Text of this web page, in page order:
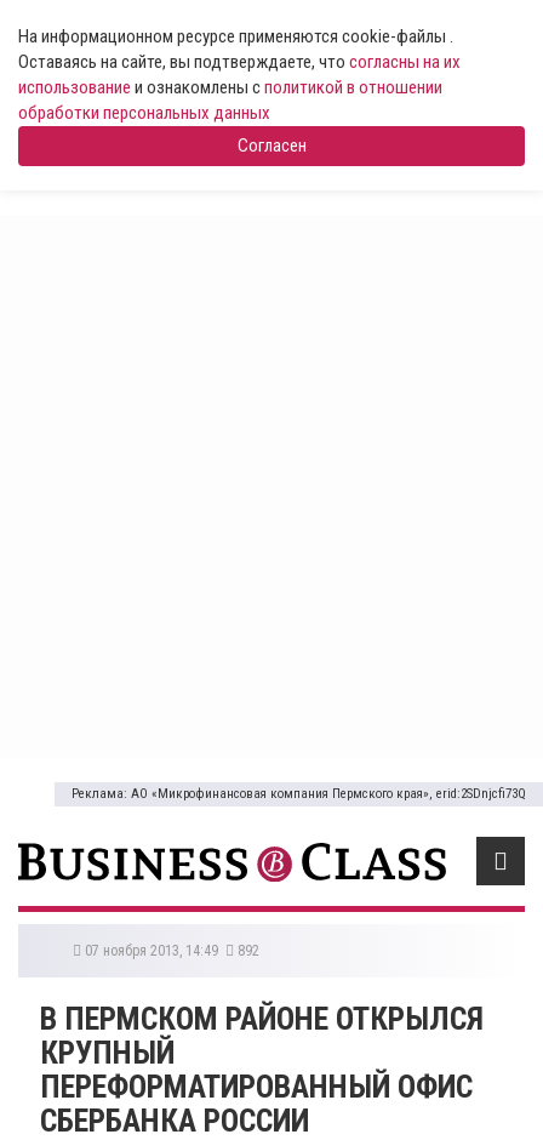
На информационном ресурсе применяются cookie-файлы .
Оставаясь на сайте, вы подтверждаете, что согласны на их
использование и ознакомлены сполитикой в отношении
обработки персональных данных
Согласен
Реклама: АО «Микрофинансовая компания Пермского края», erid:2SDnjcfi73Q
07 ноября 2013, 14:49 892
В ПЕРМСКОМ РАЙОНЕ ОТКРЫЛСЯ
КРУПНЫЙ
ПЕРЕФОРМАТИРОВАННЫЙ ОФИС
СБЕРБАНКА РОССИИ